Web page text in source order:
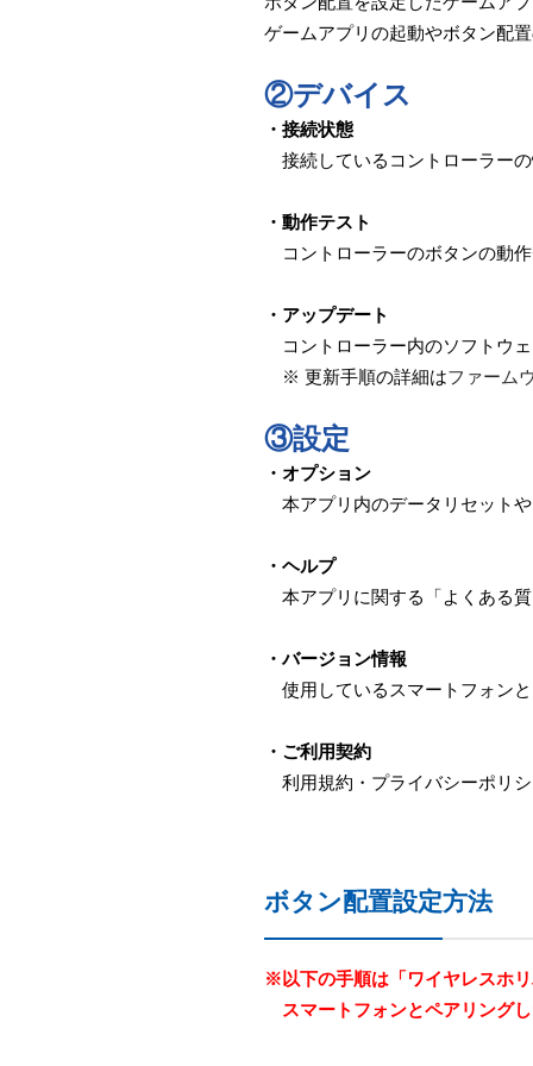
ゲームアプリの起動やボタン配
②デバイス
・接続状態
接続しているコントローラー
・動作テスト
コントローラーのボタンの動
・アップデート
コントローラー内のソフトウ
※ 更新手順の詳細はファーム
③設定
・オプション
本アプリ内のデータリセット
・ヘルプ
本アプリに関する「よくある
・バージョン情報
使用しているスマートフォン
・ご利用契約
利用規約・プライバシーポリ
ボタン配置設定方法
※以下の手順は「ワイヤレスホ
スマートフォンとペアリング